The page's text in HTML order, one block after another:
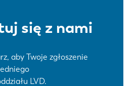
się z nami
aby Twoje zgłoszenie
LVD.